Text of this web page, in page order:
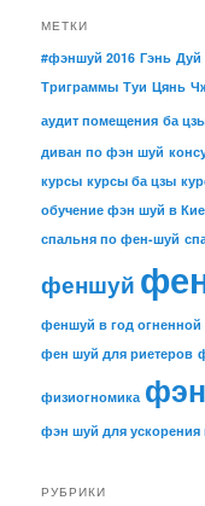
МЕТКИ
#фэншуй 2016 Гэнь Дуй
Триграммы Туи Цянь
аудит помещения ба
диван по фэн шуй
курсы курсы ба цзы
обучение фэн шуй в
спальня по фен-шуй
феншуй
феншуй в год огненной
фен шуй для риетеров
физиогномика
фэн шуй для ускорения
РУБРИКИ